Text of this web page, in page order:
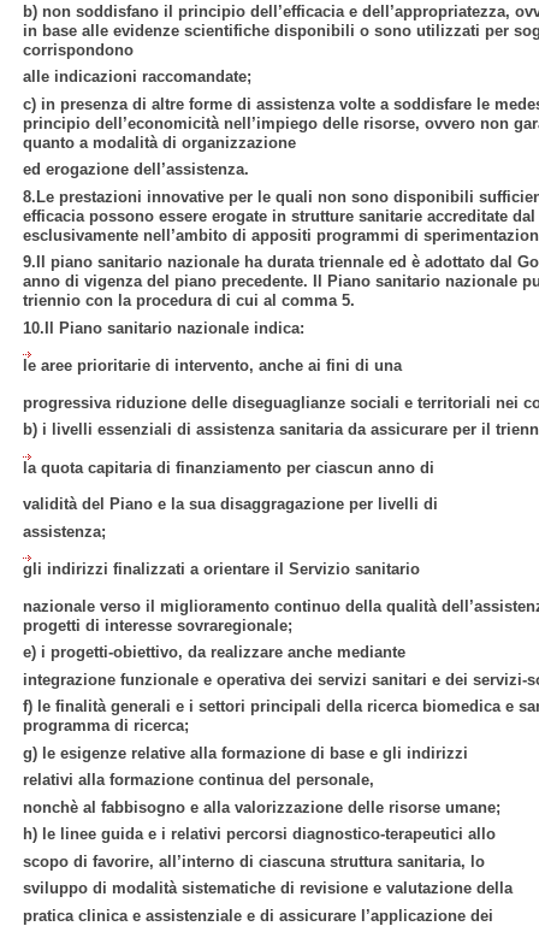
b) non soddisfano il principio dell’efficacia e dell’appropriatezza,
in base alle evidenze scientifiche disponibili o sono utilizzati per
corrispondono
alle indicazioni raccomandate;
c) in presenza di altre forme di assistenza volte a soddisfare le
principio dell’economicità nell’impiego delle risorse, ovvero non
quanto a modalità di organizzazione
ed erogazione dell’assistenza.
8.Le prestazioni innovative per le quali non sono disponibili
efficacia possono essere erogate in strutture sanitarie accreditate
esclusivamente nell’ambito di appositi programmi di
9.Il piano sanitario nazionale ha durata triennale ed è adottato dal
anno di vigenza del piano precedente. Il Piano sanitario nazionale
triennio con la procedura di cui al comma 5.
10.Il Piano sanitario nazionale indica:
le aree prioritarie di intervento, anche ai fini di una
progressiva riduzione delle diseguaglianze sociali e territoriali nei
b) i livelli essenziali di assistenza sanitaria da assicurare per il
la quota capitaria di finanziamento per ciascun anno di
validità del Piano e la sua disaggragazione per livelli di
assistenza;
gli indirizzi finalizzati a orientare il Servizio sanitario
nazionale verso il miglioramento continuo della qualità
progetti di interesse sovraregionale;
e) i progetti-obiettivo, da realizzare anche mediante
integrazione funzionale e operativa dei servizi sanitari e dei servizi-
f) le finalità generali e i settori principali della ricerca biomedica e
programma di ricerca;
g) le esigenze relative alla formazione di base e gli indirizzi
relativi alla formazione continua del personale,
nonchè al fabbisogno e alla valorizzazione delle risorse umane;
h) le linee guida e i relativi percorsi diagnostico-terapeutici allo
scopo di favorire, all’interno di ciascuna struttura sanitaria, lo
sviluppo di modalità sistematiche di revisione e valutazione della
pratica clinica e assistenziale e di assicurare l’applicazione dei